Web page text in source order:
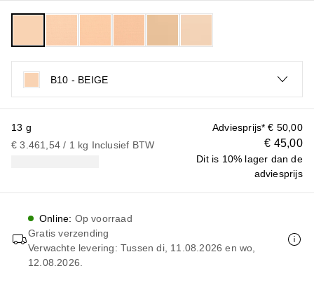
B10 - BEIGE
Adviesprijs* € 50,00
€ 45,00
Dit is 10% lager dan de
adviesprijs
13 g
€ 3.461,54 / 1 kg Inclusief BTW
Online: Op voorraad
Gratis verzending
Verwachte levering: Tussen di, 11.08.2026 en wo,
12.08.2026.